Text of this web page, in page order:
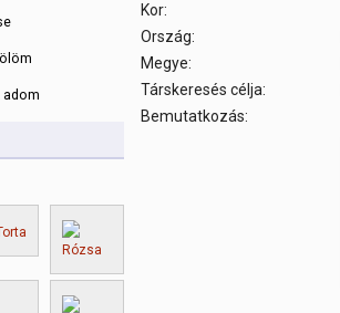
adom
Kor:
Ország:
Megye:
Társkeresés célja:
Bemutatkozás: